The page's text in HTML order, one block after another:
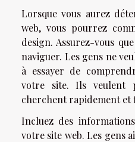
Lorsque vous aurez
web, vous pourrez
design. Assurez-vous
naviguer. Les gens ne
à essayer de
votre site. Ils veulent
cherchent rapidement et
Incluez des
votre site web. Les gens